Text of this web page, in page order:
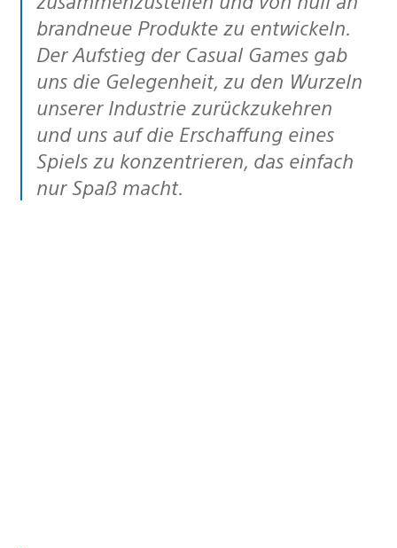
brandneue Produkte zu entwickeln.
Der Aufstieg der Casual Games gab
uns die Gelegenheit, zu den Wurzeln
unserer Industrie zurückzukehren
und uns auf die Erschaffung eines
Spiels zu konzentrieren, das einfach
nur Spaß macht.